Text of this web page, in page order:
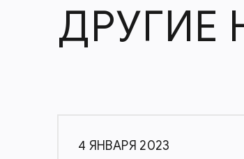
ДРУГИЕ
4 ЯНВАРЯ 2023